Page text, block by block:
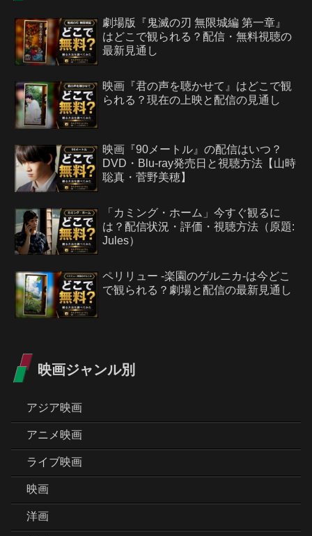
劇場版『鬼滅の刃 無限城編 第一章』
はどこで観られる？配信・無料視聴の
最新見通し
映画『君の声を聴かせて』はどこで観
られる？現在の上映と配信の見通し
映画『90メートル』の配信はいつ？
DVD・Blu-ray発売日と視聴方法【山時
聡真・菅野美穂】
「カミング・ホーム」今すぐ観るに
は？配信状況・評価・視聴方法（原題:
Jules）
ペリリュー -楽園のゲルニカ-は今どこ
で観られる？劇場と配信の最新見通し
映画ジャンル別
アジア映画
アニメ映画
ライブ映画
映画
洋画